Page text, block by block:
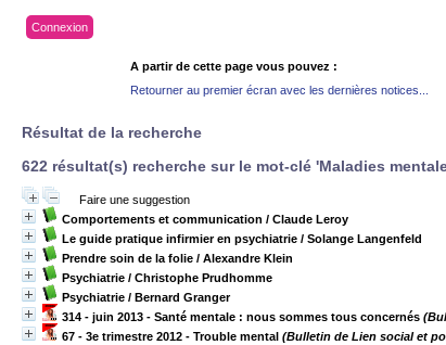
Connexion
A partir de cette page vous pouvez :
Retourner au premier écran avec les dernières notices...
Résultat de la recherche
622 résultat(s) recherche sur le mot-clé 'Maladies
Faire une suggestion
Comportements et communication / Claude Leroy
Le guide pratique infirmier en psychiatrie / Solange Langenfeld
Prendre soin de la folie / Alexandre Klein
Psychiatrie / Christophe Prudhomme
Psychiatrie / Bernard Granger
314 - juin 2013 - Santé mentale : nous sommes tous concernés
67 - 3e trimestre 2012 - Trouble mental (Bulletin de Lien social et